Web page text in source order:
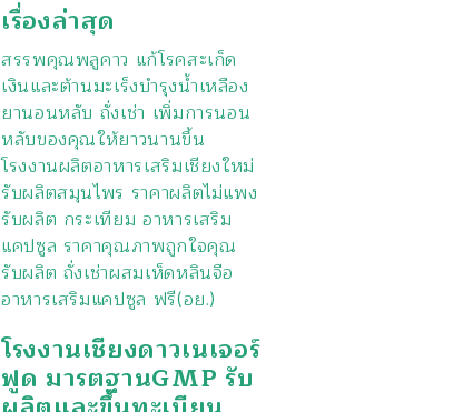
เรื่องล่าสุด
สรรพคุณพลูคาว แก้โรคสะเก็ด
เงินและต้านมะเร็งบำรุงน้ำเหลือง
ยานอนหลับ ถั่งเช่า เพิ่มการนอน
หลับของคุณให้ยาวนานขึ้น
โรงงานผลิตอาหารเสริมเชียงใหม่
รับผลิตสมุนไพร ราคาผลิตไม่แพง
รับผลิต กระเทียม อาหารเสริม
แคปซูล ราคาคุณภาพถูกใจคุณ
รับผลิต ถั่งเช่าผสมเห็ดหลินจือ
อาหารเสริมแคปซูล ฟรี(อย.)
โรงงานเชียงดาวเนเจอร์
ฟูด มารตฐานGMP รับ